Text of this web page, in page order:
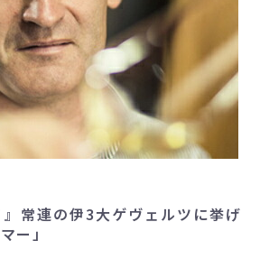
』常連の伊3大ゲヴェルツに挙げ
ー」